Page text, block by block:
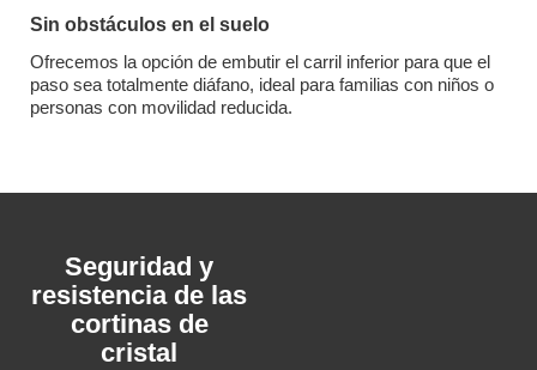
Sin obstáculos en el suelo
Ofrecemos la opción de embutir el carril inferior para que el
paso sea totalmente diáfano, ideal para familias con niños o
personas con movilidad reducida.
Seguridad y
resistencia de las
cortinas de
cristal